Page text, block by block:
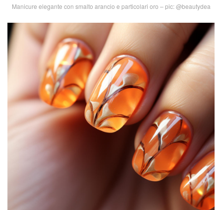
Manicure elegante con smalto arancio e particolari oro – pic: @beautydea